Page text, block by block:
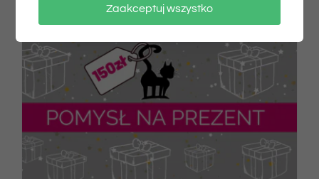
Zaakceptuj wszystko